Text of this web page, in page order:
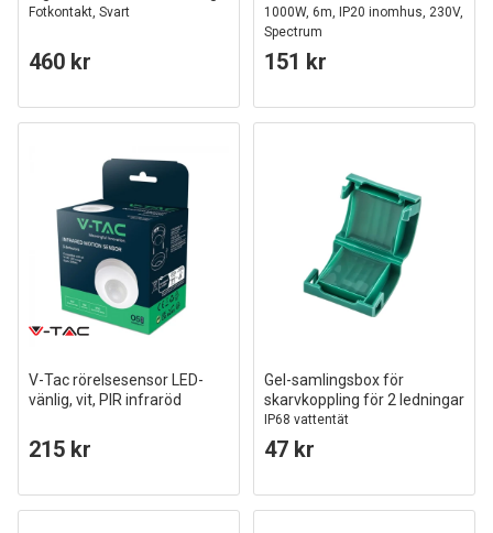
Fotkontakt, Svart
460 kr
1000W, 6m, IP20 inomhus, 230V,
Spectrum
151 kr
V-Tac rörelsesensor LED-
vänlig, vit, PIR infraröd
215 kr
Gel-samlingsbox för
skarvkoppling för 2 ledningar
IP68 vattentät
47 kr